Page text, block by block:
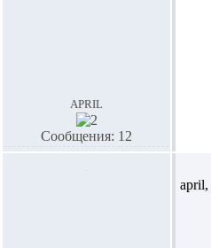
april
Сообщения: 12
april,